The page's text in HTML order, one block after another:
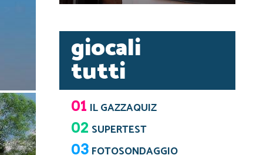
giocali
tutti
01 IL GAZZAQUIZ
02 SUPERTEST
03 FOTOSONDAGGIO